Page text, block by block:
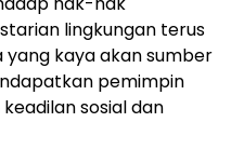
lingkungan terus
yang kaya akan sumber
pemimpin
sosial dan